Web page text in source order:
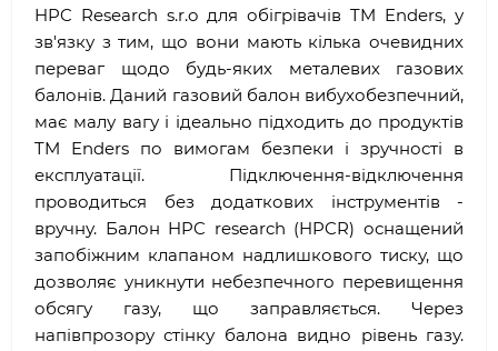
HPC Research s.r.o для обігрівачів TM Enders, у
зв'язку з тим, що вони мають кілька очевидних
переваг щодо будь-яких металевих газових
балонів. Даний газовий балон вибухобезпечний,
має малу вагу і ідеально підходить до продуктів
TM Enders по вимогам безпеки і зручності в
експлуатації. Підключення-відключення
проводиться без додаткових інструментів -
вручну. Балон HPC research (HPCR) оснащений
запобіжним клапаном надлишкового тиску, що
дозволяє уникнути небезпечного перевищення
обсягу газу, що заправляється. Через
напівпрозору стінку балона видно рівень газу.